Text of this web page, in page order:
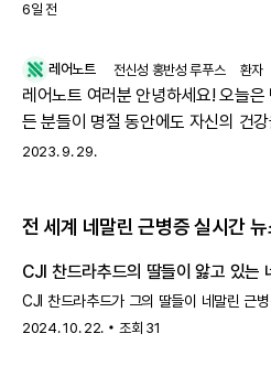
아픈 증상이 나타나는 원인일수 있어
6일 전
레어노트 전신성 홍반성 루푸스 환자
레어노트 여러분 안녕하세요! 오늘은 민족 대명절 추석이예요. 🌕 모
든 분들이 명절 동안에도 자신의 건
께 따뜻하고 행복한 시간 보내시길
2023. 9. 29.
전 세계 네말린 근병증 실시간
CJI 찬드라추드의 딸들이 앓고 있는
무엇인가?
CJI 찬드라추드가 그의 딸들이 네말린 근
밝혔습니다. 이 질환은 근육 약화와 관련된
2024. 10. 22. 조회 31